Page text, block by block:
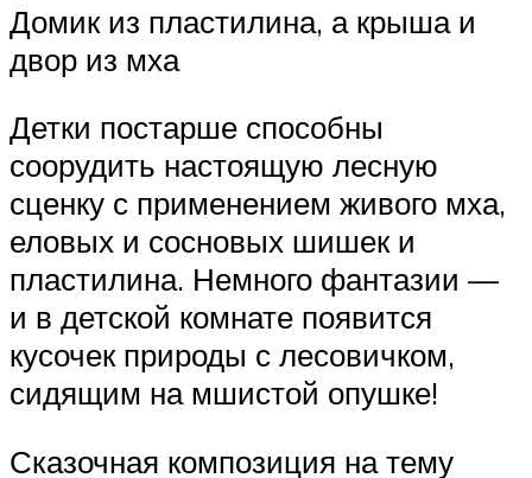
Домик из пластилина, а крыша и
двор из мха
Детки постарше способны
соорудить настоящую лесную
сценку с применением живого мха,
еловых и сосновых шишек и
пластилина. Немного фантазии —
и в детской комнате появится
кусочек природы с лесовичком,
сидящим на мшистой опушке!
Сказочная композиция на тему